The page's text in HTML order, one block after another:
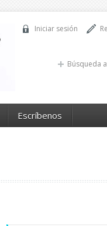
Iniciar sesión
Búsqueda
Escríbenos